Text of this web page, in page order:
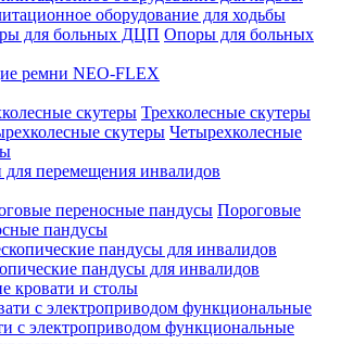
оборудование для ходьбы
Опоры для больных
ремни NEO-FLEX
Трехколесные скутеры
Четырехколесные
перемещения инвалидов
Пороговые
пандусы
пандусы для инвалидов
кровати и столы
с электроприводом функциональные